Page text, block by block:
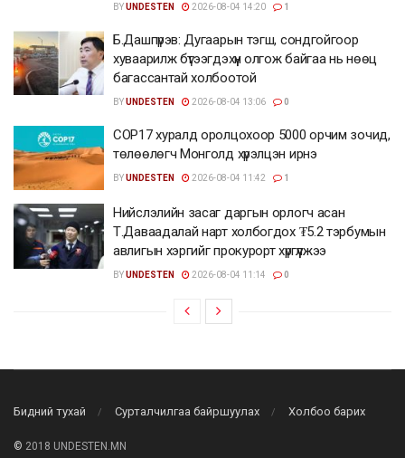
BYUNDESTEN 2026-08-04 14:20 1
Б.Дашпүрэв: Дугаарын тэгш, сондгойгоор
хуваарилж бүтээгдэхүүн олгож байгаа нь нөөц
багассантай холбоотой
BYUNDESTEN 2026-08-04 13:06 0
СОР17 хуралд оролцохоор 5000 орчим зочид,
төлөөлөгч Монголд хүрэлцэн ирнэ
BYUNDESTEN 2026-08-04 11:42 1
Нийслэлийн засаг даргын орлогч асан
Т.Даваадалай нарт холбогдох ₮5.2 тэрбумын
авлигын хэргийг прокурорт хүргүүлжээ
BYUNDESTEN 2026-08-04 11:14 0
Бидний тухай Сурталчилгаа байршуулах Холбоо барих
© 2018 UNDESTEN.MN